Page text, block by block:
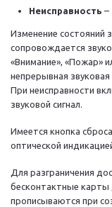
Неисправность –
Изменение состояний
сопровождается
«Внимание», «Пожар»
непрерывная
При неисправности
звуковой сигнал.
Имеется кнопка
оптической
Для разграничения
бесконтактные карты
прописываются при